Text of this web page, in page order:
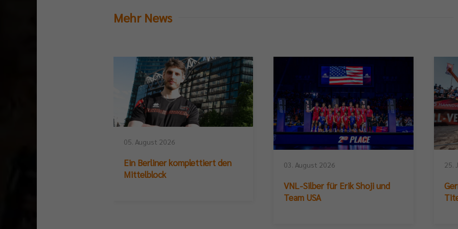
Mehr News
05. August 2026
Ein Berliner komplettiert den
Mittelblock
03. August 2026
VNL-Silber für Erik Shoji und
Team USA
25.